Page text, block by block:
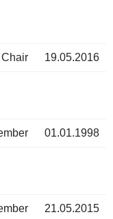
19.05.2016
01.01.1998
21.05.2015